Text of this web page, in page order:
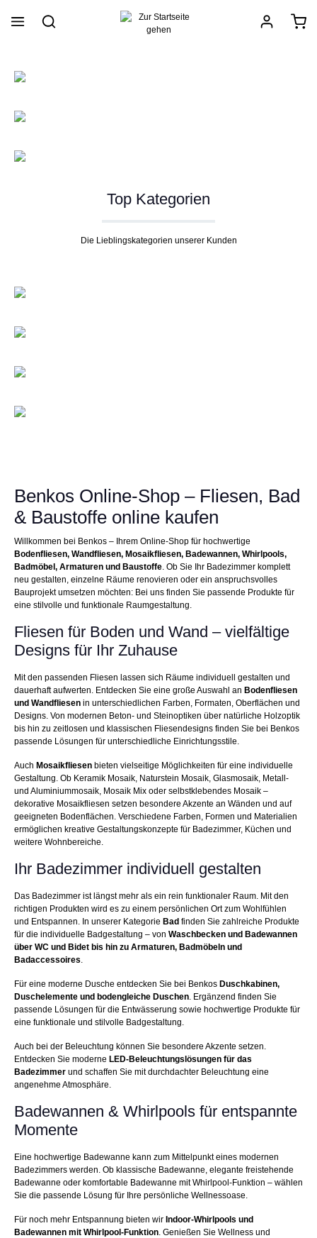
springen
Top Kategorien
Die Lieblingskategorien unserer Kunden
Benkos Online-Shop – Fliesen, Bad
& Baustoffe online kaufen
Willkommen bei Benkos – Ihrem Online-Shop für hochwertige
Bodenfliesen, Wandfliesen, Mosaikfliesen, Badewannen, Whirlpools,
Badmöbel, Armaturen und Baustoffe. Ob Sie Ihr Badezimmer komplett
neu gestalten, einzelne Räume renovieren oder ein anspruchsvolles
Bauprojekt umsetzen möchten: Bei uns finden Sie passende Produkte für
eine stilvolle und funktionale Raumgestaltung.
Fliesen für Boden und Wand – vielfältige
Designs für Ihr Zuhause
Mit den passenden Fliesen lassen sich Räume individuell gestalten und
dauerhaft aufwerten. Entdecken Sie eine große Auswahl an Bodenfliesen
und Wandfliesen in unterschiedlichen Farben, Formaten, Oberflächen und
Designs. Von modernen Beton- und Steinoptiken über natürliche Holzoptik
bis hin zu zeitlosen und klassischen Fliesendesigns finden Sie bei Benkos
passende Lösungen für unterschiedliche Einrichtungsstile.
Auch Mosaikfliesen bieten vielseitige Möglichkeiten für eine individuelle
Gestaltung. Ob Keramik Mosaik, Naturstein Mosaik, Glasmosaik, Metall-
und Aluminiummosaik, Mosaik Mix oder selbstklebendes Mosaik –
dekorative Mosaikfliesen setzen besondere Akzente an Wänden und auf
geeigneten Bodenflächen. Verschiedene Farben, Formen und Materialien
ermöglichen kreative Gestaltungskonzepte für Badezimmer, Küchen und
weitere Wohnbereiche.
Ihr Badezimmer individuell gestalten
Das Badezimmer ist längst mehr als ein rein funktionaler Raum. Mit den
richtigen Produkten wird es zu einem persönlichen Ort zum Wohlfühlen
und Entspannen. In unserer Kategorie Bad finden Sie zahlreiche Produkte
für die individuelle Badgestaltung – von Waschbecken und Badewannen
über WC und Bidet bis hin zu Armaturen, Badmöbeln und
Badaccessoires.
Für eine moderne Dusche entdecken Sie bei Benkos Duschkabinen,
Duschelemente und bodengleiche Duschen. Ergänzend finden Sie
passende Lösungen für die Entwässerung sowie hochwertige Produkte für
eine funktionale und stilvolle Badgestaltung.
Auch bei der Beleuchtung können Sie besondere Akzente setzen.
Entdecken Sie moderne LED-Beleuchtungslösungen für das
Badezimmer und schaffen Sie mit durchdachter Beleuchtung eine
angenehme Atmosphäre.
Badewannen & Whirlpools für entspannte
Momente
Eine hochwertige Badewanne kann zum Mittelpunkt eines modernen
Badezimmers werden. Ob klassische Badewanne, elegante freistehende
Badewanne oder komfortable Badewanne mit Whirlpool-Funktion – wählen
Sie die passende Lösung für Ihre persönliche Wellnessoase.
Für noch mehr Entspannung bieten wir Indoor-Whirlpools und
Badewannen mit Whirlpool-Funktion. Genießen Sie Wellness und